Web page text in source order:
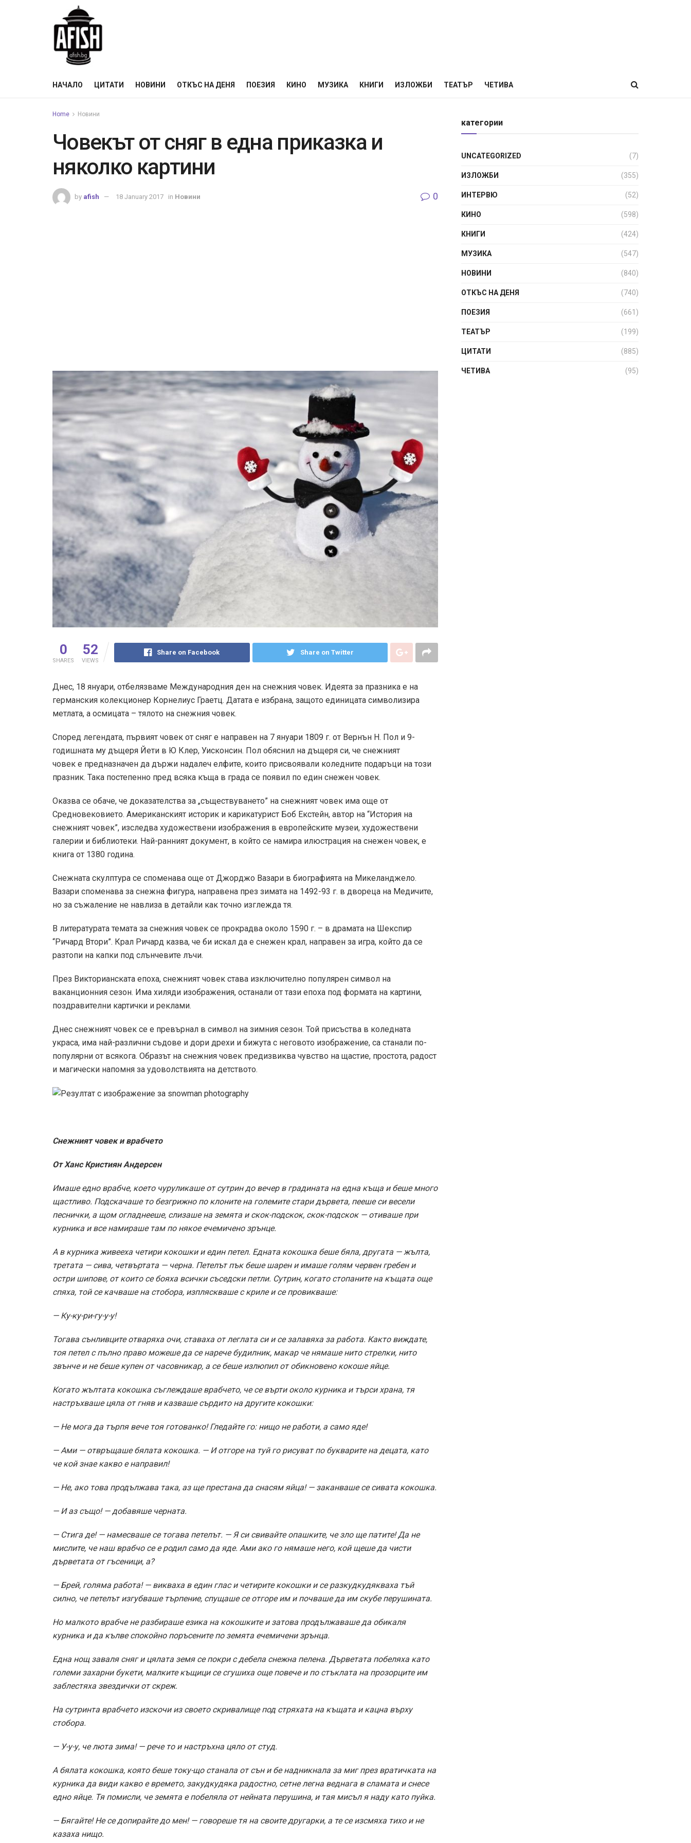
НАЧАЛО ЦИТАТИ НОВИНИ ОТКЪС НА ДЕНЯ ПОЕЗИЯ КИНО МУЗИКА КНИГИ ИЗЛОЖБИ ТЕАТЪР ЧЕТИВА
Home Новини
Човекът от сняг в една приказка и
няколко картини
by afish 18 January 2017 in Новини 0
0
SHARES
52
VIEWS
Share on Facebook Share on Twitter
Днес, 18 януари, отбелязваме Международния ден на снежния човек. Идеята за празника е на
германския колекционер Корнелиус Граетц. Датата е избрана, защото единицата символизира
метлата, а осмицата – тялото на снежния човек.
Според легендата, първият човек от сняг е направен на 7 януари 1809 г. от Вернън Н. Пол и 9-
годишната му дъщеря Йети в Ю Клер, Уисконсин. Пол обяснил на дъщеря си, че снежният
човек е предназначен да държи надалеч елфите, които присвоявали коледните подаръци на този
празник. Така постепенно пред всяка къща в града се появил по един снежен човек.
Оказва се обаче, че доказателства за „съществуването” на снежният човек има още от
Средновековието. Американският историк и карикатурист Боб Екстейн, автор на “История на
снежният човек”, изследва художествени изображения в европейските музеи, художествени
галерии и библиотеки. Най-ранният документ, в който се намира илюстрация на снежен човек, е
книга от 1380 година.
Снежната скулптура се споменава още от Джорджо Вазари в биографията на Микеланджело.
Вазари споменава за снежна фигура, направена през зимата на 1492-93 г. в двореца на Медичите,
но за съжаление не навлиза в детайли как точно изглежда тя.
В литературата темата за снежния човек се прокрадва около 1590 г. – в драмата на Шекспир
“Ричард Втори”. Крал Ричард казва, че би искал да е снежен крал, направен за игра, който да се
разтопи на капки под слънчевите лъчи.
През Викторианската епоха, снежният човек става изключително популярен символ на
ваканционния сезон. Има хиляди изображения, останали от тази епоха под формата на картини,
поздравителни картички и реклами.
Днес снежният човек се е превърнал в символ на зимния сезон. Той присъства в коледната
украса, има най-различни съдове и дори дрехи и бижута с неговото изображение, са станали по-
популярни от всякога. Образът на снежния човек предизвиква чувство на щастие, простота, радост
и магически напомня за удоволствията на детството.
Снежният човек и врабчето
От Ханс Кристиян Андерсен
Имаше едно врабче, което чуруликаше от сутрин до вечер в градината на една къща и беше много
щастливо. Подскачаше то безгрижно по клоните на големите стари дървета, пееше си весели
песнички, а щом огладнееше, слизаше на земята и скок-подскок, скок-подскок — отиваше при
курника и все намираше там по някое ечемичено зрънце.
А в курника живееха четири кокошки и един петел. Едната кокошка беше бяла, другата — жълта,
третата — сива, четвъртата — черна. Петелът пък беше шарен и имаше голям червен гребен и
остри шипове, от които се бояха всички съседски петли. Сутрин, когато стопаните на къщата още
спяха, той се качваше на стобора, изпляскваше с криле и се провикваше:
— Ку-ку-ри-гу-у-у!
Тогава сънливците отваряха очи, ставаха от леглата си и се залавяха за работа. Както виждате,
тоя петел с пълно право можеше да се нарече будилник, макар че нямаше нито стрелки, нито
звънче и не беше купен от часовникар, а се беше излюпил от обикновено кокоше яйце.
Когато жълтата кокошка съглеждаше врабчето, че се върти около курника и търси храна, тя
настръхваше цяла от гняв и казваше сърдито на другите кокошки:
— Не мога да търпя вече тоя готованко! Гледайте го: нищо не работи, а само яде!
— Ами — отвръщаше бялата кокошка. — И отгоре на туй го рисуват по букварите на децата, като
че кой знае какво е направил!
— Не, ако това продължава така, аз ще престана да снасям яйца! — заканваше се сивата кокошка.
— И аз също! — добавяше черната.
— Стига де! — намесваше се тогава петелът. — Я си свивайте опашките, че зло ще патите! Да не
мислите, че наш врабчо се е родил само да яде. Ами ако го нямаше него, кой щеше да чисти
дърветата от гъсеници, а?
— Брей, голяма работа! — викваха в един глас и четирите кокошки и се разкудкудякваха тъй
силно, че петелът изгубваше търпение, спущаше се отгоре им и почваше да им скубе перушината.
Но малкото врабче не разбираше езика на кокошките и затова продължаваше да обикаля
курника и да кълве спокойно поръсените по земята ечемичени зрънца.
Една нощ заваля сняг и цялата земя се покри с дебела снежна пелена. Дърветата побеляха като
големи захарни букети, малките къщици се сгушиха още повече и по стъклата на прозорците им
заблестяха звездички от скреж.
На сутринта врабчето изскочи из своето скривалище под стряхата на къщата и кацна върху
стобора.
— У-у-у, че люта зима! — рече то и настръхна цяло от студ.
А бялата кокошка, която беше току-що станала от сън и бе надникнала за миг през вратичката на
курника да види какво е времето, закудкудяка радостно, сетне легна веднага в сламата и снесе
едно яйце. Тя помисли, че земята е побеляла от нейната перушина, и тая мисъл я наду като пуйка.
— Бягайте! Не се допирайте до мен! — говореше тя на своите другарки, а те се изсмяха тихо и не
казаха нищо.
категории
UNCATEGORIZED (7)
ИЗЛОЖБИ (355)
ИНТЕРВЮ (52)
КИНО (598)
КНИГИ (424)
МУЗИКА (547)
НОВИНИ (840)
ОТКЪС НА ДЕНЯ (740)
ПОЕЗИЯ (661)
ТЕАТЪР (199)
ЦИТАТИ (885)
ЧЕТИВА (95)